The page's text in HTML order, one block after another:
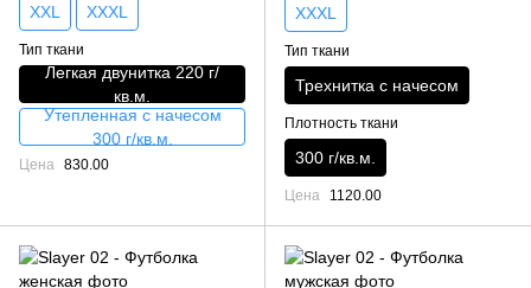
XXL XXXL
Тип ткани
Легкая двунитка 220 г/
кв.м.
Утепленная с начесом
300 г/кв.м.
Цена 830.00
XXXL
Тип ткани
Трехнитка с начесом
Плотность ткани
300 г/кв.м.
Цена 1120.00